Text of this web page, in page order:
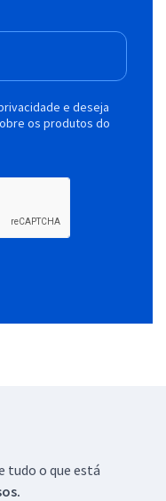
e deseja
os produtos do
tudo o que está